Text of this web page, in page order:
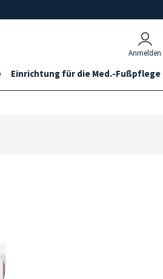
Anmelden
Einrichtung für die Med.-Fußpflege